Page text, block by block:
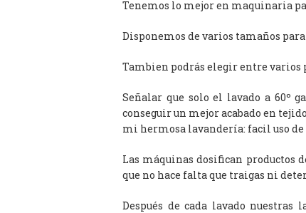
Tenemos lo mejor en maquinaria
Disponemos de varios tamaños
Tambien podrás elegir entre varios
Señalar que solo el lavado a 60º
conseguir un mejor acabado en
mi hermosa lavandería: facil uso
Las máquinas dosifican productos
que no hace falta que traigas ni
Después de cada lavado